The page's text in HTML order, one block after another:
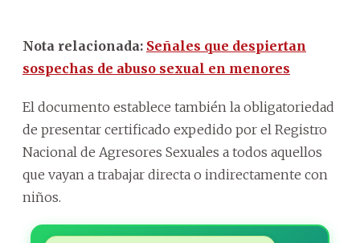
Nota relacionada: Señales que despiertan
sospechas de abuso sexual en menores
El documento establece también la obligatoriedad
de presentar certificado expedido por el Registro
Nacional de Agresores Sexuales a todos aquellos
que vayan a trabajar directa o indirectamente con
niños.